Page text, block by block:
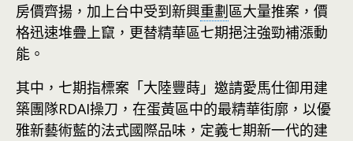
房價齊揚，加上台中受到新興重劃區大量推案，價
格迅速堆疊上竄，更替精華區七期挹注強勁補漲動
能。
其中，七期指標案「大陸豐蒔」邀請愛馬仕御用建
築團隊RDAI操刀，在蛋黃區中的最精華街廓，以優
雅新藝術藍的法式國際品味，定義七期新一代的建